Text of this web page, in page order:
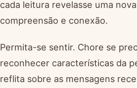
cada leitura revelasse uma
compreensão e conexão.
Permita-se sentir. Chore se
reconhecer características da
reflita sobre as mensagens